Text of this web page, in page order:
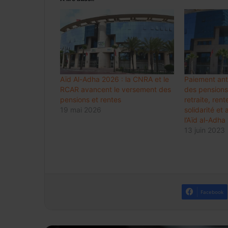
Aïd Al-Adha 2026 : la CNRA et le
RCAR avancent le versement des
pensions et rentes
19 mai 2026
Paiement
des
retraite,
solidarité et
l’Aïd al-
13 juin 2023
Facebook